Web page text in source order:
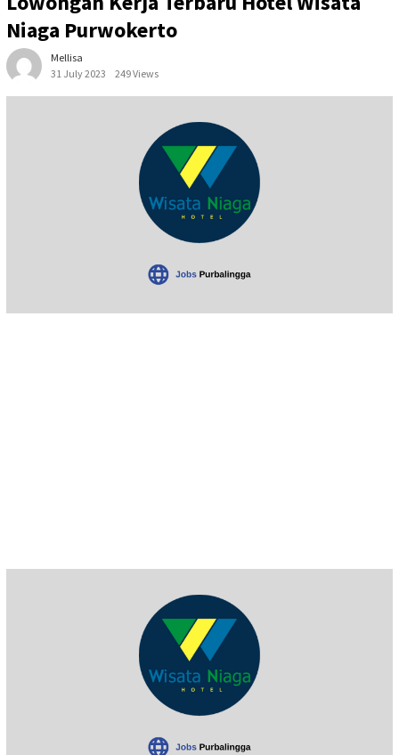
Niaga Purwokerto
Mellisa
31 July 2023
249 Views